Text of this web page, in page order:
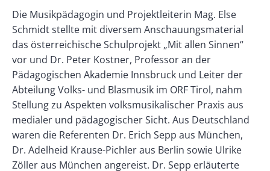
Die Musikpädagogin und Projektleiterin Mag. Else
Schmidt stellte mit diversem Anschauungsmaterial
das österreichische Schulprojekt „Mit allen Sinnen“
vor und Dr. Peter Kostner, Professor an der
Pädagogischen Akademie Innsbruck und Leiter der
Abteilung Volks- und Blasmusik im ORF Tirol, nahm
Stellung zu Aspekten volksmusikalischer Praxis aus
medialer und pädagogischer Sicht. Aus Deutschland
waren die Referenten Dr. Erich Sepp aus München,
Dr. Adelheid Krause-Pichler aus Berlin sowie Ulrike
Zöller aus München angereist. Dr. Sepp erläuterte